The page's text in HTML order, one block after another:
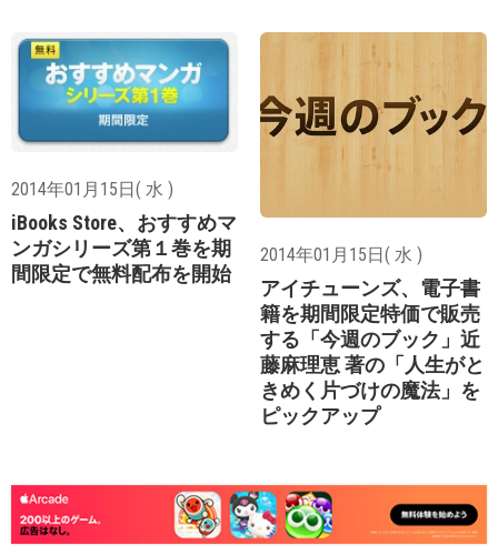
2014年01月15日( 水 )
iBooks Store、おすすめマ
ンガシリーズ第１巻を期
間限定で無料配布を開始
2014年01月15日( 水 )
アイチューンズ、電子書
籍を期間限定特価で販売
する「今週のブック」近
藤麻理恵 著の「人生がと
きめく片づけの魔法」を
ピックアップ